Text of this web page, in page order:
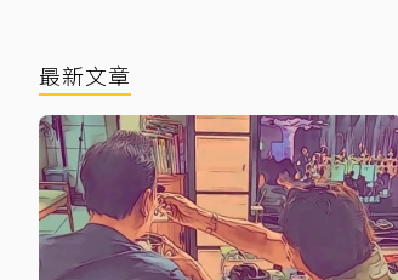
最新文章